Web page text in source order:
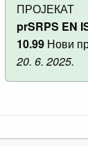
ПРОЈЕКАТ
prSRPS EN
10.99 Нови
20. 6. 2025.